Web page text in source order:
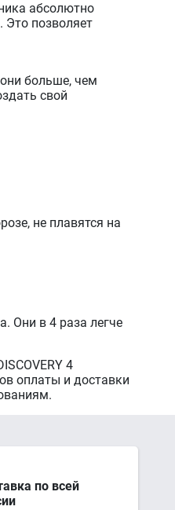
абсолютно
Это позволяет
больше, чем
свой
не плавятся на
Они в 4 раза легче
4
оплаты и доставки
по всей